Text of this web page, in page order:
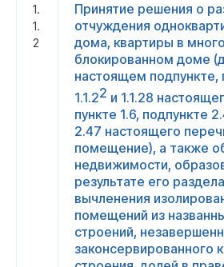
1.
1.
2
Принятие решения о
отчуждения
дома, квартиры в
блокированном доме
настоящем подпункте,
1.1.22 и 1.1.28
пункте 1.6, подпункте
2.47 настоящего
помещение), а также
недвижимости,
результате его
вычленения
помещений из
строений,
законсервированного